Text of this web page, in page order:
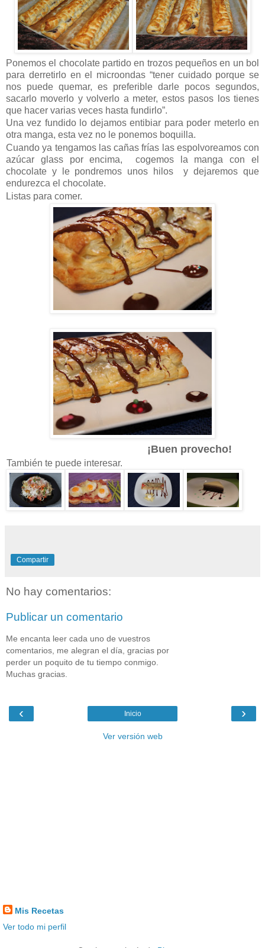
Ponemos el chocolate partido en trozos pequeños en un bol
para derretirlo en el microondas “tener cuidado porque se
nos puede quemar, es preferible darle pocos segundos,
sacarlo moverlo y volverlo a meter, estos pasos los tienes
que hacer varias veces hasta fundirlo”.
Una vez fundido lo dejamos entibiar para poder meterlo en
otra manga, esta vez no le ponemos boquilla.
Cuando ya tengamos las cañas frías las espolvoreamos con
azúcar glass por encima, cogemos la manga con el
chocolate y le pondremos unos hilos y dejaremos que
endurezca el chocolate.
Listas para comer.
¡Buen provecho!
También te puede interesar.
Compartir
No hay comentarios:
Publicar un comentario
Me encanta leer cada uno de vuestros
comentarios, me alegran el día, gracias por
perder un poquito de tu tiempo conmigo.
Muchas gracias.
‹ ›
Inicio
Ver versión web
Mis Recetas
Ver todo mi perfil